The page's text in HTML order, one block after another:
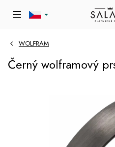
WOLFRAM
Černý wolframový